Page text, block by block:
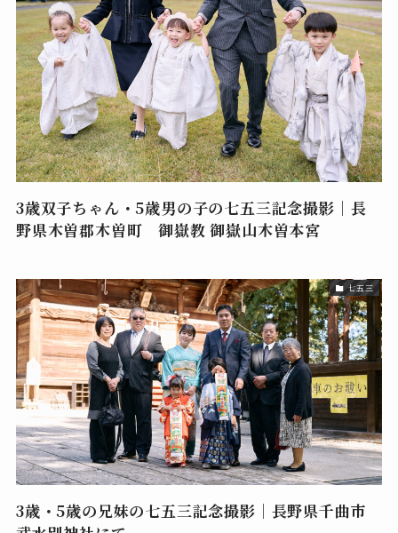
3歳双子ちゃん・5歳男の子の七五三記念撮影｜長
野県木曽郡木曽町 御嶽教 御嶽山木曽本宮
七五三
3歳・5歳の兄妹の七五三記念撮影｜長野県千曲市